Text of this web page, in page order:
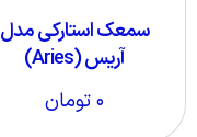
سمعک استارکی مدل
آریس (Aries)
۰تومان